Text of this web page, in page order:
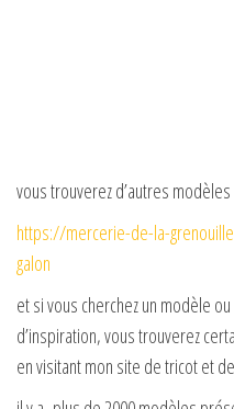
vous trouverez d’autres
https://mercerie-de-la-
galon
et si vous cherchez un modèle
d’inspiration, vous trouverez
en visitant mon site de tricot et